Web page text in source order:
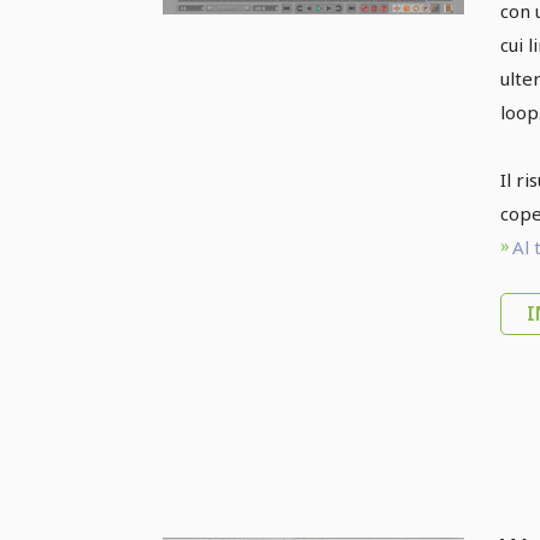
con
cui
Il
Al